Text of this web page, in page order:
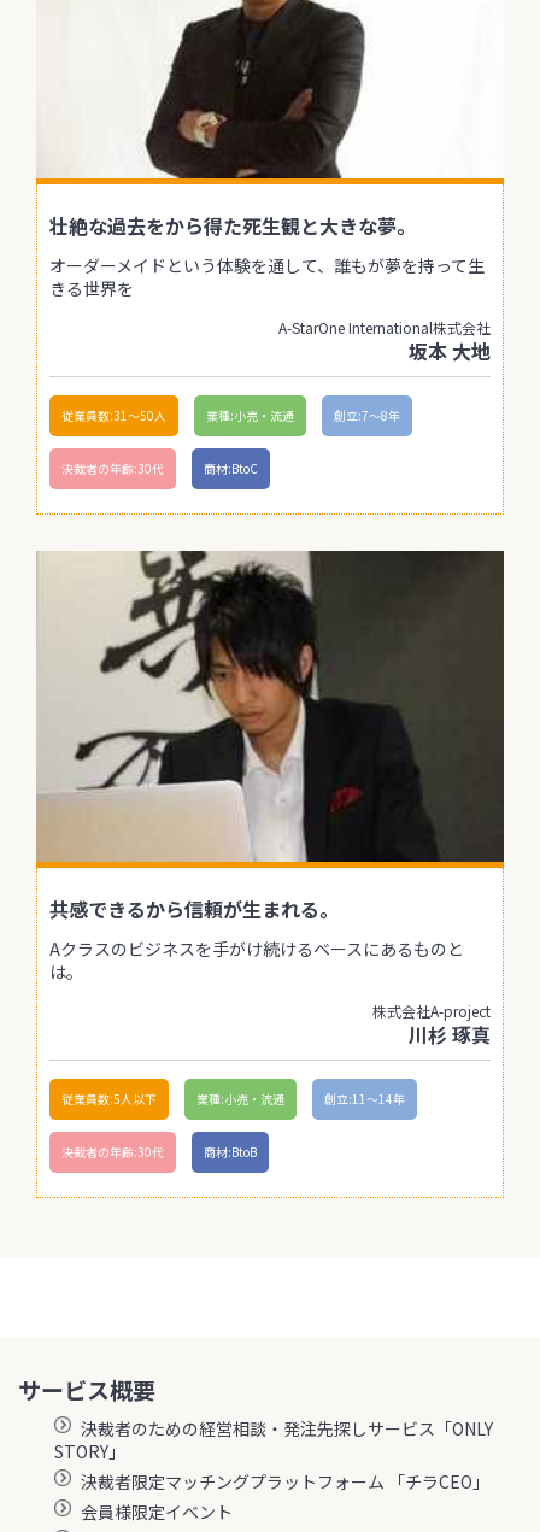
壮絶な過去をから得た死生観と大きな夢。
オーダーメイドという体験を通して、誰もが夢を持って生
きる世界を
A-StarOne International株式会社
坂本 大地
従業員数:31〜50人 業種:小売・流通 創立:7〜8年
決裁者の年齢:30代 商材:BtoC
共感できるから信頼が生まれる。
Aクラスのビジネスを手がけ続けるベースにあるものと
は。
株式会社A-project
川杉 琢真
従業員数:5人以下 業種:小売・流通 創立:11〜14年
決裁者の年齢:30代 商材:BtoB
サービス概要
決裁者のための経営相談・発注先探しサービス「ONLY
STORY」
決裁者限定マッチングプラットフォーム 「チラCEO」
会員様限定イベント